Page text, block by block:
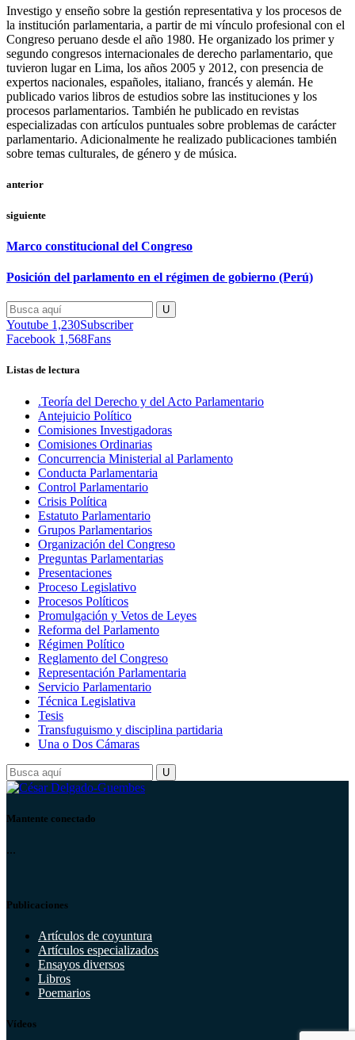
Investigo y enseño sobre la gestión representativa y los procesos de
la institución parlamentaria, a partir de mi vínculo profesional con el
Congreso peruano desde el año 1980. He organizado los primer y
segundo congresos internacionales de derecho parlamentario, que
tuvieron lugar en Lima, los años 2005 y 2012, con presencia de
expertos nacionales, españoles, italiano, francés y alemán. He
publicado varios libros de estudios sobre las instituciones y los
procesos parlamentarios. También he publicado en revistas
especializadas con artículos puntuales sobre problemas de carácter
parlamentario. Adicionalmente he realizado publicaciones también
sobre temas culturales, de género y de música.
anterior
siguiente
Marco constitucional del Congreso
Posición del parlamento en el régimen de gobierno (Perú)
Youtube 1,230Subscriber
Facebook 1,568Fans
Listas de lectura
.Teoría del Derecho y del Acto Parlamentario
Antejuicio Político
Comisiones Investigadoras
Comisiones Ordinarias
Concurrencia Ministerial al Parlamento
Conducta Parlamentaria
Control Parlamentario
Crisis Política
Estatuto Parlamentario
Grupos Parlamentarios
Organización del Congreso
Preguntas Parlamentarias
Presentaciones
Proceso Legislativo
Procesos Políticos
Promulgación y Vetos de Leyes
Reforma del Parlamento
Régimen Político
Reglamento del Congreso
Representación Parlamentaria
Servicio Parlamentario
Técnica Legislativa
Tesis
Transfuguismo y disciplina partidaria
Una o Dos Cámaras
Mantente conectado
...
Publicaciones
Artículos de coyuntura
Artículos especializados
Ensayos diversos
Libros
Poemarios
Vídeos